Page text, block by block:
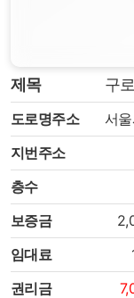
제목 구
도로명주소
서
지번주소
층수
보증금
임대료
권리금